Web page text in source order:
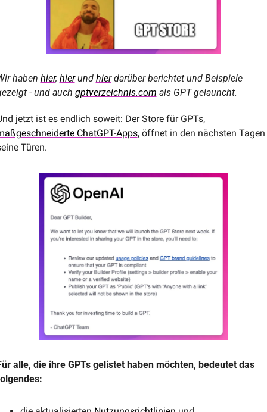
haben hier, hier und hier darüber berichtet und Beispiele
- und auch gptverzeichnis.com als GPT gelauncht.
Und jetzt ist es endlich soweit: Der Store für GPTs,
ChatGPT-Apps, öffnet in den nächsten Tagen
Tür​​en.
alle, die ihre GPTs gelistet haben möchten, bedeutet das